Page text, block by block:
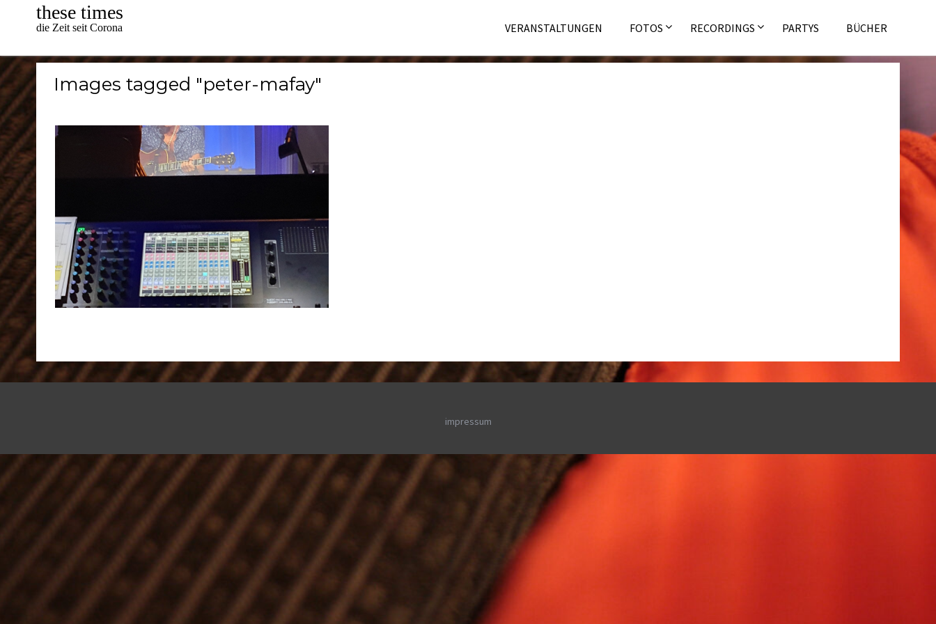
these times
die Zeit seit Corona VERANSTALTUNGEN FOTOS RECORDINGS PARTYS BÜCHER
Images tagged "peter-mafay"
impressum